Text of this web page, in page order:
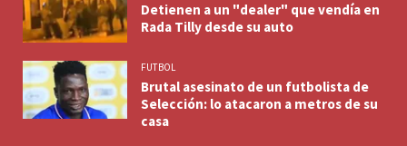
Detienen a un "dealer" que vendía en
Rada Tilly desde su auto
FUTBOL
Brutal asesinato de un futbolista de
Selección: lo atacaron a metros de su
casa